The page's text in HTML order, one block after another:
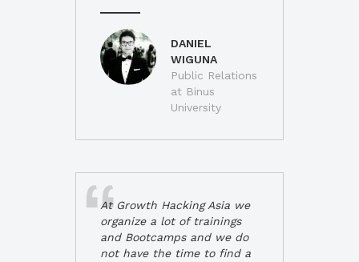
DANIEL
WIGUNA
Public Relations
at Binus
University
At Growth Hacking Asia we
organize a lot of trainings
and Bootcamps and we do
not have the time to find a